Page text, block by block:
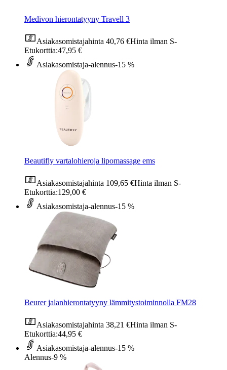
Medivon hierontatyyny Travell 3
Asiakasomistajahinta 40,76 €Hinta ilman S-
Etukorttia:47,95 €
Asiakasomistaja-alennus-15 %
Beautifly vartalohieroja lipomassage ems
Asiakasomistajahinta 109,65 €Hinta ilman S-
Etukorttia:129,00 €
Asiakasomistaja-alennus-15 %
Beurer jalanhierontatyyny lämmitystoiminnolla FM28
Asiakasomistajahinta 38,21 €Hinta ilman S-
Etukorttia:44,95 €
Asiakasomistaja-alennus-15 %
Alennus-9 %